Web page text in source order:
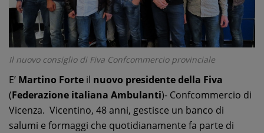
Il nuovo consiglio di Fiva Confcommercio provinciale
E’ Martino Forte il nuovo presidente della Fiva
(Federazione italiana Ambulanti)- Confcommercio di
Vicenza. Vicentino, 48 anni, gestisce un banco di
salumi e formaggi che quotidianamente fa parte di